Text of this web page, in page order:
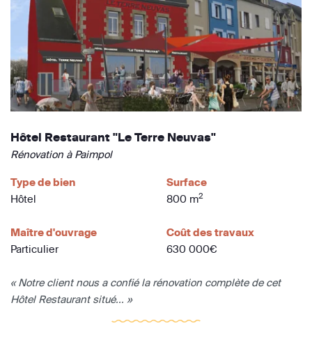
Hôtel Restaurant "Le Terre Neuvas"
Rénovation à Paimpol
Type de bien
Hôtel
Surface
800 m2
Maître d'ouvrage
Particulier
Coût des travaux
630 000€
« Notre client nous a confié la rénovation complète de cet
Hôtel Restaurant situé... »